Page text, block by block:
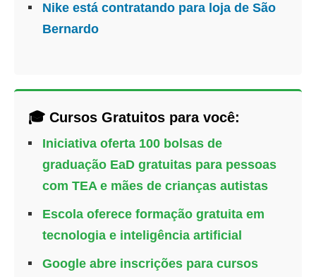
Nike está contratando para loja de São
Bernardo
🎓 Cursos Gratuitos para você:
Iniciativa oferta 100 bolsas de
graduação EaD gratuitas para pessoas
com TEA e mães de crianças autistas
Escola oferece formação gratuita em
tecnologia e inteligência artificial
Google abre inscrições para cursos